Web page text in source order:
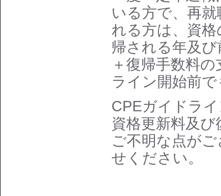
いる方で、再
れる方は、資
帰される年及
＋復帰手数料
ライン開始前
CPEガイドラ
資格更新料及
ご不明な点が
せください。